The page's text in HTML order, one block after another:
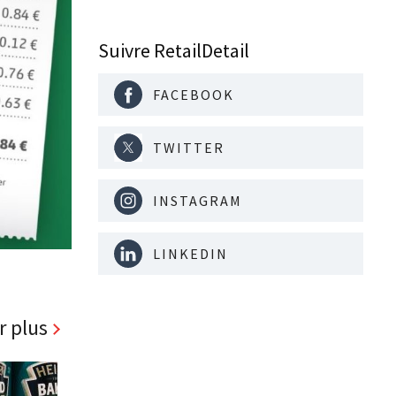
plus
Suivre RetailDetail
FACEBOOK
TWITTER
INSTAGRAM
LINKEDIN